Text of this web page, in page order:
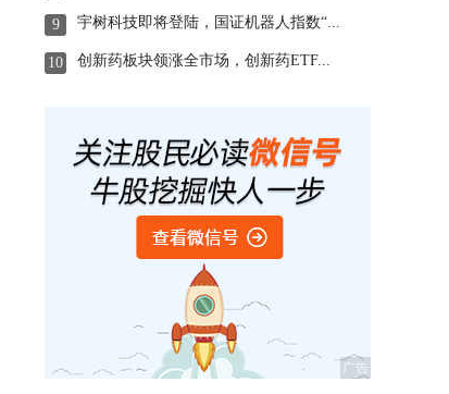
9 宇树科技即将登陆，国证机器人指数“...
10 创新药板块领涨全市场，创新药ETF...